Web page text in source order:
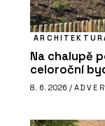
Na chalupě
celoroční
8. 6. 2026 /